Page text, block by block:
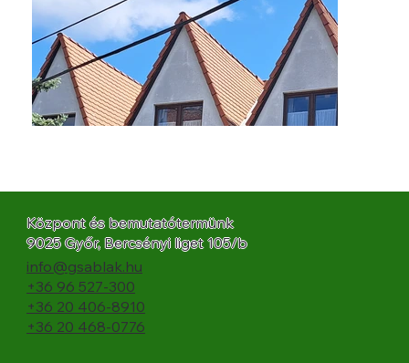
Központ és bemutatótermünk
9025 Győr, Bercsényi liget 105/b
info@gsablak.hu
+36 96 527-300
+36 20 406-8910
+36 20 468-0776